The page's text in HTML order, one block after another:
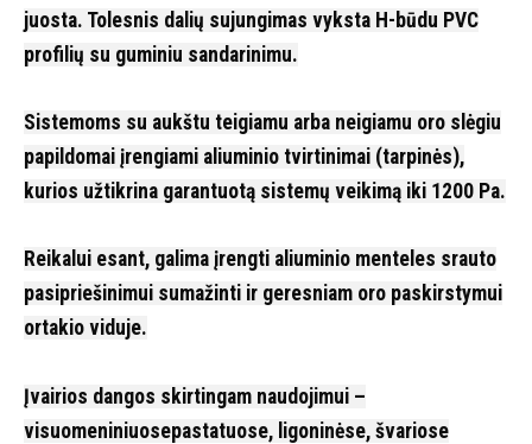
juosta. Tolesnis dalių sujungimas vyksta H-būdu PVC
profilių su guminiu sandarinimu.
Sistemoms su aukštu teigiamu arba neigiamu oro slėgiu
papildomai įrengiami aliuminio tvirtinimai (tarpinės),
kurios užtikrina garantuotą sistemų veikimą iki 1200 Pa.
Reikalui esant, galima įrengti aliuminio menteles srauto
pasipriešinimui sumažinti ir geresniam oro paskirstymui
ortakio viduje.
Įvairios dangos skirtingam naudojimui –
visuomeniniuosepastatuose, ligoninėse, švariose